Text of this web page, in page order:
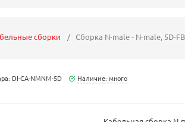
сборки Сборка N-male - N-male, 5D-
DI-CA-NMNM-5D Наличие: много